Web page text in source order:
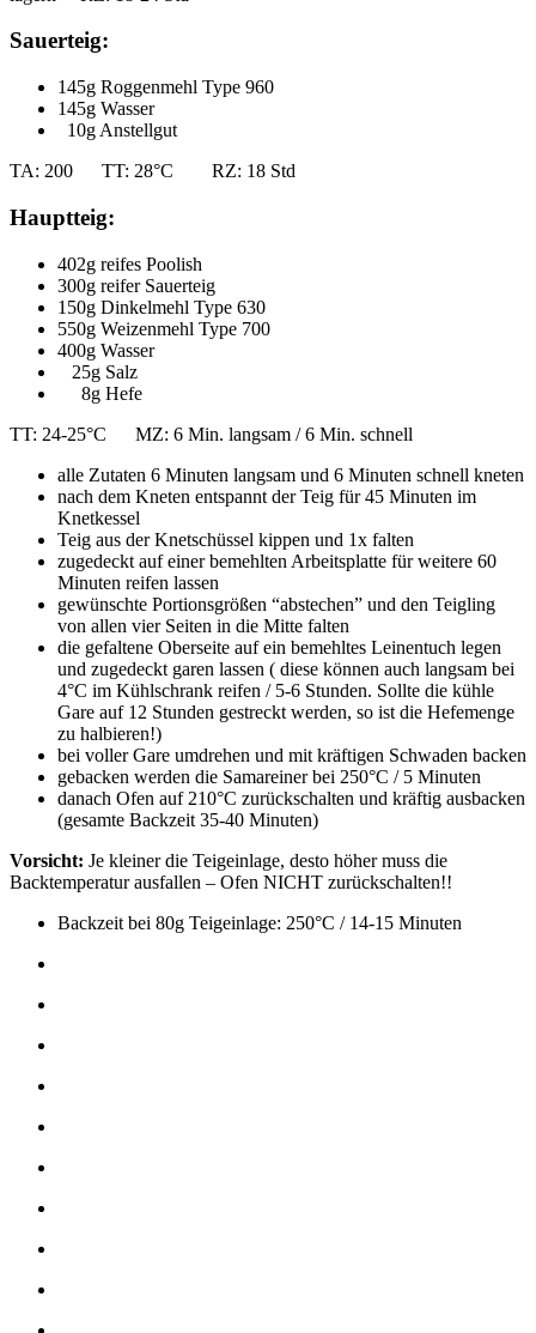
Sauerteig:
145g Roggenmehl Type 960
145g Wasser
10g Anstellgut
TA: 200 TT: 28°C RZ: 18 Std
Hauptteig:
402g reifes Poolish
300g reifer Sauerteig
150g Dinkelmehl Type 630
550g Weizenmehl Type 700
400g Wasser
25g Salz
8g Hefe
TT: 24-25°C MZ: 6 Min. langsam / 6 Min. schnell
alle Zutaten 6 Minuten langsam und 6 Minuten schnell kneten
nach dem Kneten entspannt der Teig für 45 Minuten im
Knetkessel
Teig aus der Knetschüssel kippen und 1x falten
zugedeckt auf einer bemehlten Arbeitsplatte für weitere 60
Minuten reifen lassen
gewünschte Portionsgrößen “abstechen” und den Teigling
von allen vier Seiten in die Mitte falten
die gefaltene Oberseite auf ein bemehltes Leinentuch legen
und zugedeckt garen lassen ( diese können auch langsam bei
4°C im Kühlschrank reifen / 5-6 Stunden. Sollte die kühle
Gare auf 12 Stunden gestreckt werden, so ist die Hefemenge
zu halbieren!)
bei voller Gare umdrehen und mit kräftigen Schwaden backen
gebacken werden die Samareiner bei 250°C / 5 Minuten
danach Ofen auf 210°C zurückschalten und kräftig ausbacken
(gesamte Backzeit 35-40 Minuten)
Vorsicht: Je kleiner die Teigeinlage, desto höher muss die
Backtemperatur ausfallen – Ofen NICHT zurückschalten!!
Backzeit bei 80g Teigeinlage: 250°C / 14-15 Minuten